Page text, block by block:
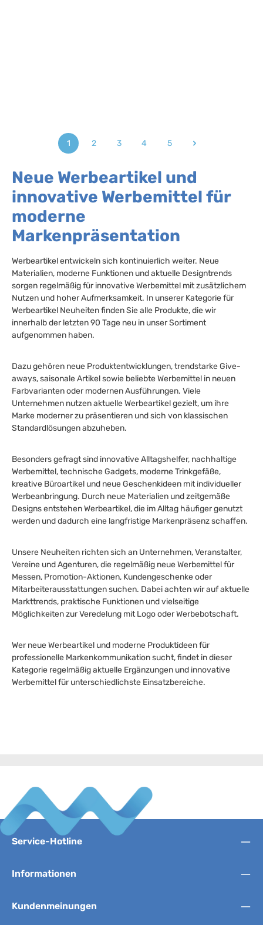
Seite
1
Seite
2
Seite
3
Seite
4
Seite
5
Neue Werbeartikel und
innovative Werbemittel für
moderne
Markenpräsentation
Werbeartikel entwickeln sich kontinuierlich weiter. Neue
Materialien, moderne Funktionen und aktuelle Designtrends
sorgen regelmäßig für innovative Werbemittel mit zusätzlichem
Nutzen und hoher Aufmerksamkeit. In unserer Kategorie für
Werbeartikel Neuheiten finden Sie alle Produkte, die wir
innerhalb der letzten 90 Tage neu in unser Sortiment
aufgenommen haben.
Dazu gehören neue Produktentwicklungen, trendstarke Give-
aways, saisonale Artikel sowie beliebte Werbemittel in neuen
Farbvarianten oder modernen Ausführungen. Viele
Unternehmen nutzen aktuelle Werbeartikel gezielt, um ihre
Marke moderner zu präsentieren und sich von klassischen
Standardlösungen abzuheben.
Besonders gefragt sind innovative Alltagshelfer, nachhaltige
Werbemittel, technische Gadgets, moderne Trinkgefäße,
kreative Büroartikel und neue Geschenkideen mit individueller
Werbeanbringung. Durch neue Materialien und zeitgemäße
Designs entstehen Werbeartikel, die im Alltag häufiger genutzt
werden und dadurch eine langfristige Markenpräsenz schaffen.
Unsere Neuheiten richten sich an Unternehmen, Veranstalter,
Vereine und Agenturen, die regelmäßig neue Werbemittel für
Messen, Promotion-Aktionen, Kundengeschenke oder
Mitarbeiterausstattungen suchen. Dabei achten wir auf aktuelle
Markttrends, praktische Funktionen und vielseitige
Möglichkeiten zur Veredelung mit Logo oder Werbebotschaft.
Wer neue Werbeartikel und moderne Produktideen für
professionelle Markenkommunikation sucht, findet in dieser
Kategorie regelmäßig aktuelle Ergänzungen und innovative
Werbemittel für unterschiedlichste Einsatzbereiche.
Service-Hotline
Informationen
Kundenmeinungen